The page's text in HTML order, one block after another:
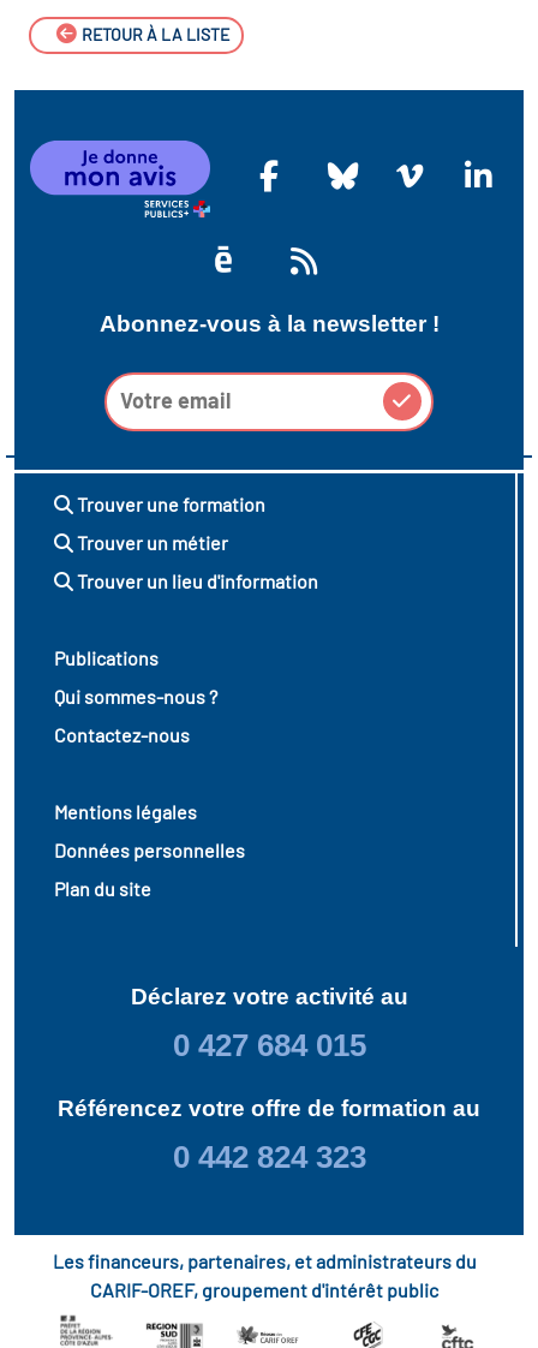
RETOUR À LA LISTE
Abonnez-vous à la newsletter !
Trouver une formation
Trouver un métier
Trouver un lieu d'information
Publications
Qui sommes-nous ?
Contactez-nous
Mentions légales
Données personnelles
Plan du site
Déclarez votre activité au
0 427 684 015
Référencez votre offre de formation au
0 442 824 323
Les financeurs, partenaires, et administrateurs du
CARIF-OREF, groupement d'intérêt public